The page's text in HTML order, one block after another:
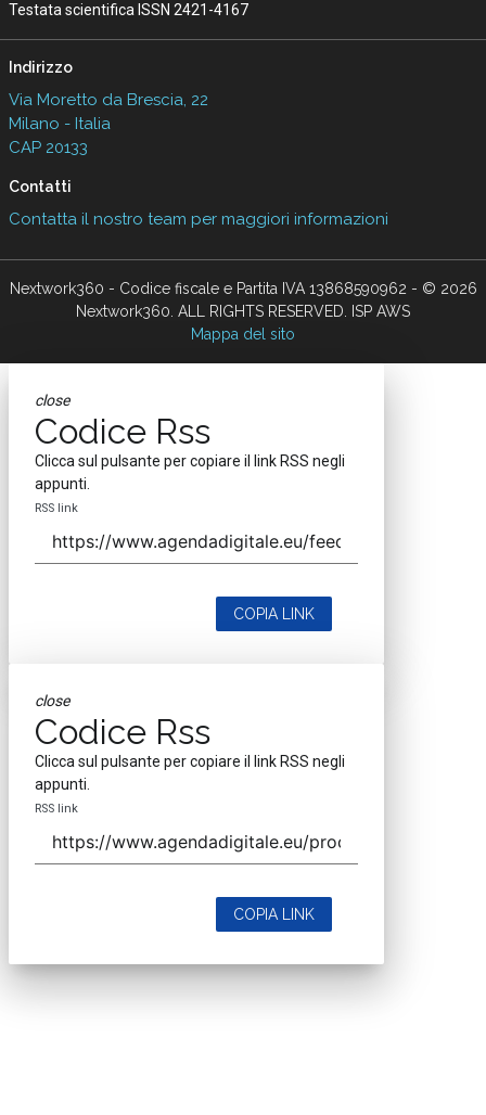
Testata scientifica ISSN 2421-4167
Indirizzo
Via Moretto da Brescia, 22
Milano - Italia
CAP 20133
Contatti
Contatta il nostro team per maggiori informazioni
Nextwork360 - Codice fiscale e Partita IVA 13868590962 - © 2026
Nextwork360. ALL RIGHTS RESERVED. ISP AWS
Mappa del sito
close
Codice Rss
Clicca sul pulsante per copiare il link RSS negli
appunti.
RSS link
COPIA LINK
close
Codice Rss
Clicca sul pulsante per copiare il link RSS negli
appunti.
RSS link
COPIA LINK